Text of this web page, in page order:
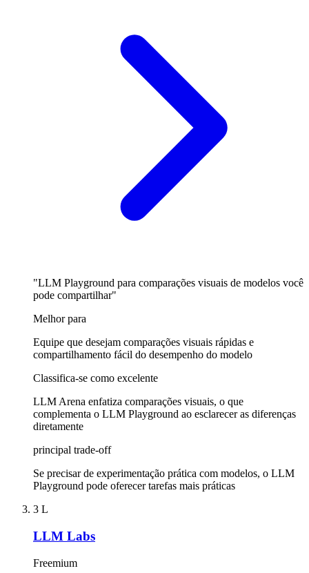
"LLM Playground para comparações visuais de modelos você
pode compartilhar"
Melhor para
Equipe que desejam comparações visuais rápidas e
compartilhamento fácil do desempenho do modelo
Classifica-se como excelente
LLM Arena enfatiza comparações visuais, o que
complementa o LLM Playground ao esclarecer as diferenças
diretamente
principal trade-off
Se precisar de experimentação prática com modelos, o LLM
Playground pode oferecer tarefas mais práticas
3 L
LLM Labs
Freemium